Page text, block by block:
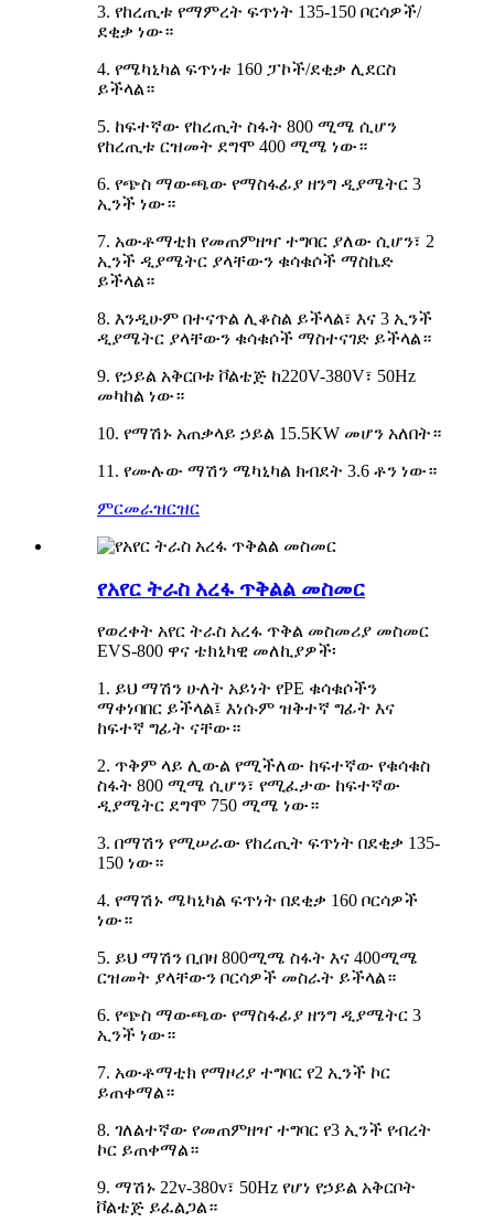
3. የከረጢቱ የማምረት ፍጥነት 135-150 ቦርሳዎች/
ደቂቃ ነው።
4. የሜካኒካል ፍጥነቱ 160 ፓኮች/ደቂቃ ሊደርስ
ይችላል።
5. ከፍተኛው የከረጢት ስፋት 800 ሚሜ ሲሆን
የከረጢቱ ርዝመት ደግሞ 400 ሚሜ ነው።
6. የጭስ ማውጫው የማስፋፊያ ዘንግ ዲያሜትር 3
ኢንች ነው።
7. አውቶማቲክ የመጠምዘዣ ተግባር ያለው ሲሆን፣ 2
ኢንች ዲያሜትር ያላቸውን ቁሳቁሶች ማስኬድ
ይችላል።
8. እንዲሁም በተናጥል ሊቆስል ይችላል፣ እና 3 ኢንች
ዲያሜትር ያላቸውን ቁሳቁሶች ማስተናገድ ይችላል።
9. የኃይል አቅርቦቱ ቮልቴጅ ከ220V-380V፣ 50Hz
መካከል ነው።
10. የማሽኑ አጠቃላይ ኃይል 15.5KW መሆን አለበት።
11. የሙሉው ማሽን ሜካኒካል ክብደት 3.6 ቶን ነው።
ምርመራዝርዝር
የአየር ትራስ አረፋ ጥቅልል ​​​​መስመር
የወረቀት አየር ትራስ አረፋ ጥቅል መስመሪያ መስመር
EVS-800 ዋና ቴክኒካዊ መለኪያዎች፡
1. ይህ ማሽን ሁለት አይነት የPE ቁሳቁሶችን
ማቀነባበር ይችላል፤ እነሱም ዝቅተኛ ግፊት እና
ከፍተኛ ግፊት ናቸው።
2. ጥቅም ላይ ሊውል የሚችለው ከፍተኛው የቁሳቁስ
ስፋት 800 ሚሜ ሲሆን፣ የሚፈታው ከፍተኛው
ዲያሜትር ደግሞ 750 ሚሜ ነው።
3. በማሽን የሚሠራው የከረጢት ፍጥነት በደቂቃ 135-
150 ነው።
4. የማሽኑ ሜካኒካል ፍጥነት በደቂቃ 160 ቦርሳዎች
ነው።
5. ይህ ማሽን ቢበዛ 800ሚሜ ስፋት እና 400ሚሜ
ርዝመት ያላቸውን ቦርሳዎች መስራት ይችላል።
6. የጭስ ማውጫው የማስፋፊያ ዘንግ ዲያሜትር 3
ኢንች ነው።
7. አውቶማቲክ የማዞሪያ ተግባር የ2 ኢንች ኮር
ይጠቀማል።
8. ገለልተኛው የመጠምዘዣ ተግባር የ3 ኢንች የብረት
ኮር ይጠቀማል።
9. ማሽኑ 22v-380v፣ 50Hz የሆነ የኃይል አቅርቦት
ቮልቴጅ ይፈልጋል።